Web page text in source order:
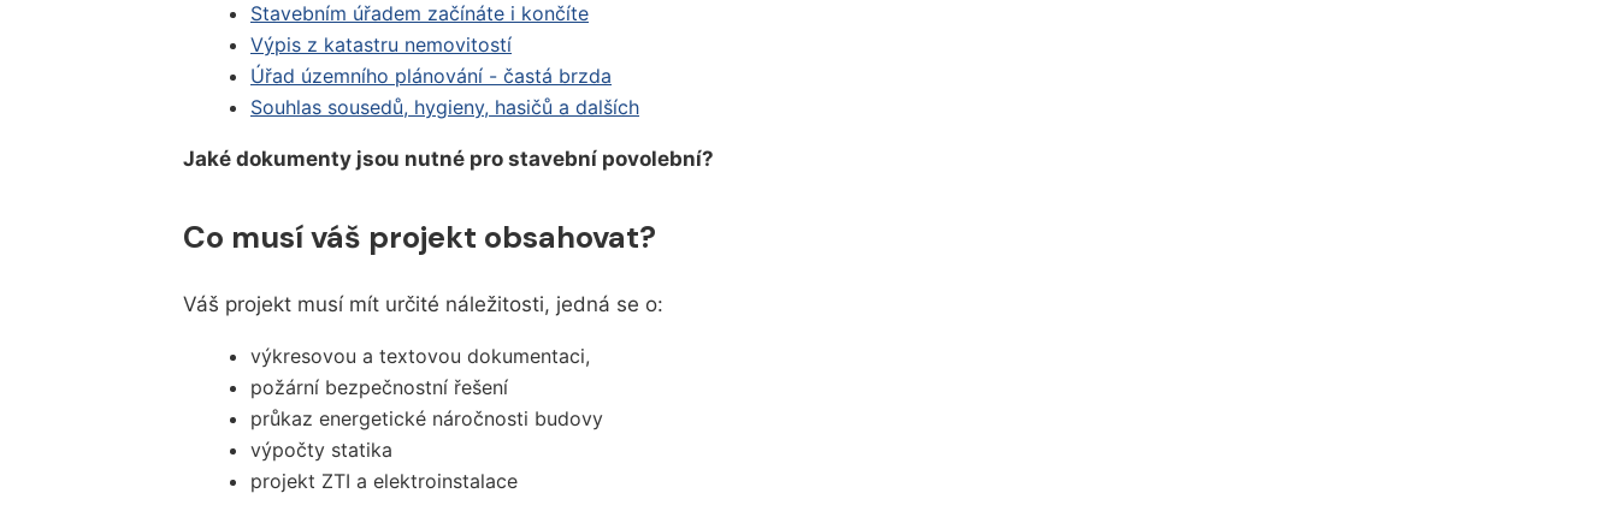
Stavebním úřadem začínáte i končíte
Výpis z katastru nemovitostí
Úřad územního plánování - častá brzda
Souhlas sousedů, hygieny, hasičů a dalších
Jaké dokumenty jsou nutné pro stavební povolební?
Co musí váš projekt obsahovat?
Váš projekt musí mít určité náležitosti, jedná se o:
výkresovou a textovou dokumentaci,
požární bezpečnostní řešení
průkaz energetické náročnosti budovy
výpočty statika
projekt ZTI a elektroinstalace